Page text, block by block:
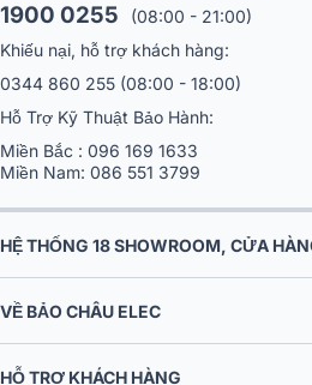
1900 0255
(08:00 - 21:00)
Khiếu nại, hỗ trợ khách hàng:
0344 860 255 (08:00 - 18:00)
Hỗ Trợ Kỹ Thuật Bảo Hành:
Miền Bắc : 096 169 1633
Miền Nam: 086 551 3799
HỆ THỐNG 18 SHOWROOM, CỬA
VỀ BẢO CHÂU ELEC
HỖ TRỢ KHÁCH HÀNG